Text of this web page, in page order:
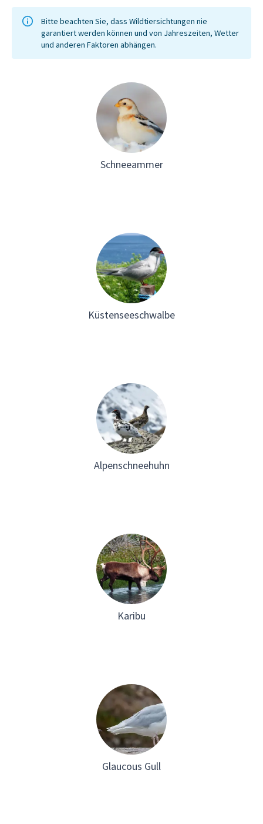
Bitte beachten Sie, dass Wildtiersichtungen nie
garantiert werden können und von Jahreszeiten, Wetter
und anderen Faktoren abhängen.
Schneeammer
Küstenseeschwalbe
Alpenschneehuhn
Karibu
Glaucous Gull